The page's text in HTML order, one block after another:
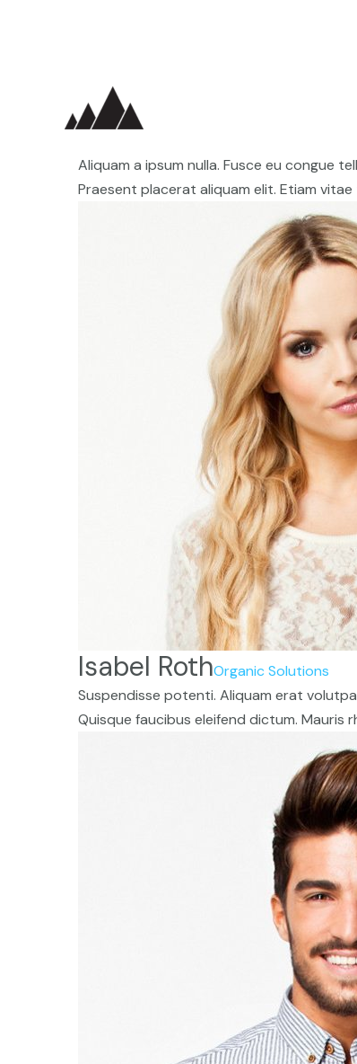
Aliquam a ipsum nulla. Fusce eu congue
Praesent placerat aliquam elit. Etiam
Isabel RothOrganic Solutions
Suspendisse potenti. Aliquam erat
Quisque faucibus eleifend dictum. Mauris